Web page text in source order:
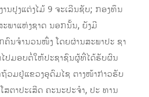
ານປຸງແຕ່ງໄມ້ 9 ຈະເລີນຊັບ; ກອງທຶນ
ພາແຫ່ງຊາດ ນອກນັ້ນ, ຍັງມີ
ນຈໍານວນໜຶ່ງ ໂດຍຜ່ານສະພາປະ ຊາ
ໄປມອບຕໍ່ໃຫ້ປະຊາຊົນຜູ້ທີ່ໄດ້ຮັບຜົນ
ວມຢູ່ແຂວງອຸດົມໄຊ ຕາງໜ້າກ່າວຮັບ
ສຕາປະເສີດ ຄະນະປະຈໍາ, ປະ ທານ